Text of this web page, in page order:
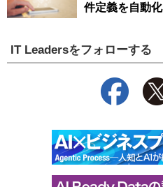
件定義を自動化
IT Leadersをフォローする